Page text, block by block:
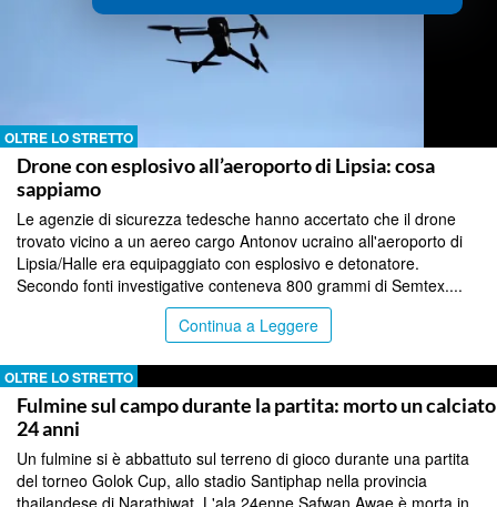
OLTRE LO STRETTO
Drone con esplosivo all’aeroporto di Lipsia: cosa
sappiamo
Le agenzie di sicurezza tedesche hanno accertato che il drone
trovato vicino a un aereo cargo Antonov ucraino all'aeroporto di
Lipsia/Halle era equipaggiato con esplosivo e detonatore.
Secondo fonti investigative conteneva 800 grammi di Semtex....
Continua a Leggere
OLTRE LO STRETTO
Fulmine sul campo durante la partita: morto un
24 anni
Un fulmine si è abbattuto sul terreno di gioco durante una partita
del torneo Golok Cup, allo stadio Santiphap nella provincia
thailandese di Narathiwat. L'ala 24enne Safwan Awae è morta in